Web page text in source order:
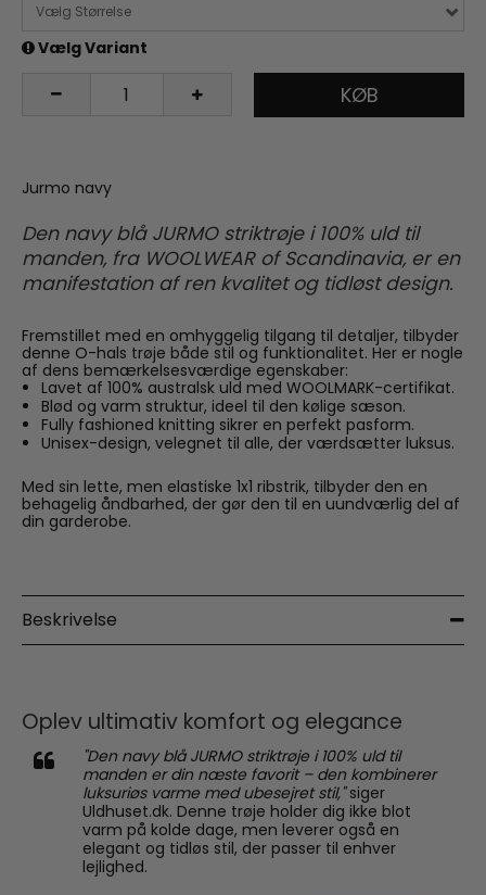
Vælg Størrelse
Vælg Variant
KØB
Jurmo navy
Den navy blå JURMO striktrøje i 100% uld til
manden, fra WOOLWEAR of Scandinavia, er en
manifestation af ren kvalitet og tidløst design.
Fremstillet med en omhyggelig tilgang til detaljer, tilbyder
denne O-hals trøje både stil og funktionalitet. Her er nogle
af dens bemærkelsesværdige egenskaber:
Lavet af 100% australsk uld med WOOLMARK-certifikat.
Blød og varm struktur, ideel til den kølige sæson.
Fully fashioned knitting sikrer en perfekt pasform.
Unisex-design, velegnet til alle, der værdsætter luksus.
Med sin lette, men elastiske 1x1 ribstrik, tilbyder den en
behagelig åndbarhed, der gør den til en uundværlig del af
din garderobe.
Beskrivelse
Oplev ultimativ komfort og elegance
"Den navy blå JURMO striktrøje i 100% uld til
manden er din næste favorit – den kombinerer
luksuriøs varme med ubesejret stil,"siger
Uldhuset.dk. Denne trøje holder dig ikke blot
varm på kolde dage, men leverer også en
elegant og tidløs stil, der passer til enhver
lejlighed.